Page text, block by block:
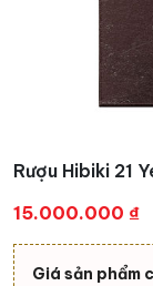
Rượu Hibiki 21
15.000.000 ₫
Giá sản phẩm